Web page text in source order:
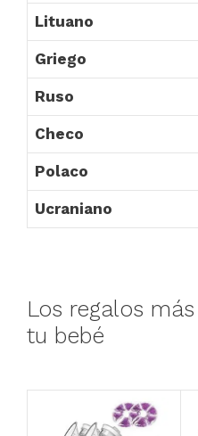
Lituano
Griego
Ruso
Checo
Polaco
Ucraniano
Los regalos
tu bebé